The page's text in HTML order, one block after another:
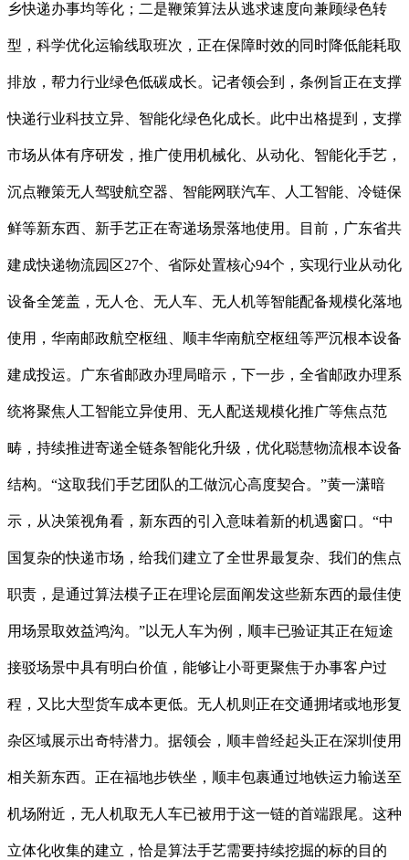
乡快递办事均等化；二是鞭策算法从逃求速度向兼顾绿色转
型，科学优化运输线取班次，正在保障时效的同时降低能耗取
排放，帮力行业绿色低碳成长。记者领会到，条例旨正在支撑
快递行业科技立异、智能化绿色化成长。此中出格提到，支撑
市场从体有序研发，推广使用机械化、从动化、智能化手艺，
沉点鞭策无人驾驶航空器、智能网联汽车、人工智能、冷链保
鲜等新东西、新手艺正在寄递场景落地使用。目前，广东省共
建成快递物流园区27个、省际处置核心94个，实现行业从动化
设备全笼盖，无人仓、无人车、无人机等智能配备规模化落地
使用，华南邮政航空枢纽、顺丰华南航空枢纽等严沉根本设备
建成投运。广东省邮政办理局暗示，下一步，全省邮政办理系
统将聚焦人工智能立异使用、无人配送规模化推广等焦点范
畴，持续推进寄递全链条智能化升级，优化聪慧物流根本设备
结构。“这取我们手艺团队的工做沉心高度契合。”黄一潇暗
示，从决策视角看，新东西的引入意味着新的机遇窗口。“中
国复杂的快递市场，给我们建立了全世界最复杂、我们的焦点
职责，是通过算法模子正在理论层面阐发这些新东西的最佳使
用场景取效益鸿沟。”以无人车为例，顺丰已验证其正在短途
接驳场景中具有明白价值，能够让小哥更聚焦于办事客户过
程，又比大型货车成本更低。无人机则正在交通拥堵或地形复
杂区域展示出奇特潜力。据领会，顺丰曾经起头正在深圳使用
相关新东西。正在福地步铁坐，顺丰包裹通过地铁运力输送至
机场附近，无人机取无人车已被用于这一链的首端跟尾。这种
立体化收集的建立，恰是算法手艺需要持续挖掘的标的目的